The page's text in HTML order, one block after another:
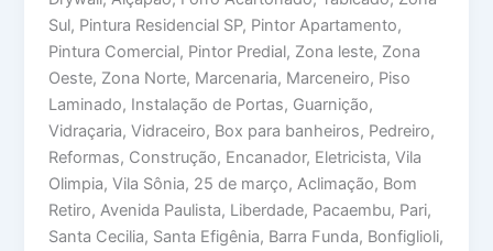
Sul, Pintura Residencial SP, Pintor Apartamento,
Pintura Comercial, Pintor Predial, Zona leste, Zona
Oeste, Zona Norte, Marcenaria, Marceneiro, Piso
Laminado, Instalação de Portas, Guarnição,
Vidraçaria, Vidraceiro, Box para banheiros, Pedreiro,
Reformas, Construção, Encanador, Eletricista, Vila
Olimpia, Vila Sônia, 25 de março, Aclimação, Bom
Retiro, Avenida Paulista, Liberdade, Pacaembu, Pari,
Santa Cecilia, Santa Efigênia, Barra Funda, Bonfiglioli,